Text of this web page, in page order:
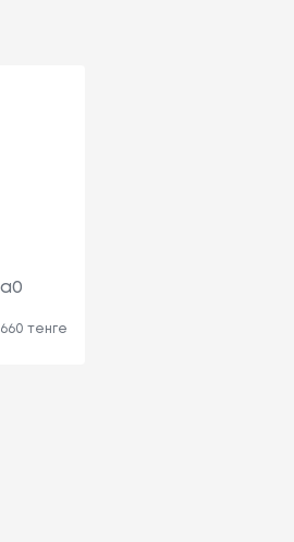
тенге